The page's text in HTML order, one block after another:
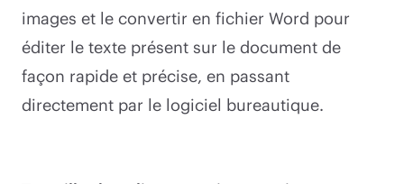
images et le convertir en fichier Word pour
éditer le texte présent sur le document de
façon rapide et précise, en passant
directement par le logiciel bureautique.